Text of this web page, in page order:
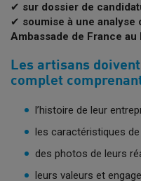
✔ sur dossier de
✔ soumise à une
Ambassade de France au
Les artisans
complet
l’histoire de leur
les caractéristiques
des photos de leurs
leurs valeurs et